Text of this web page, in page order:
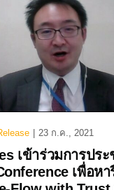
23 ก.ค., 2021
เข้าร่วมการปร
เพื่อหา